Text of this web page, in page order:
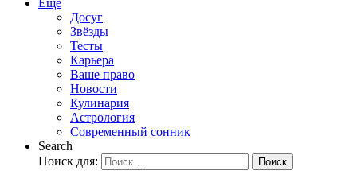
Еще
Досуг
Звёзды
Тесты
Карьера
Ваше право
Новости
Кулинария
Астрология
Современный сонник
Search
Поиск для:
Поиск